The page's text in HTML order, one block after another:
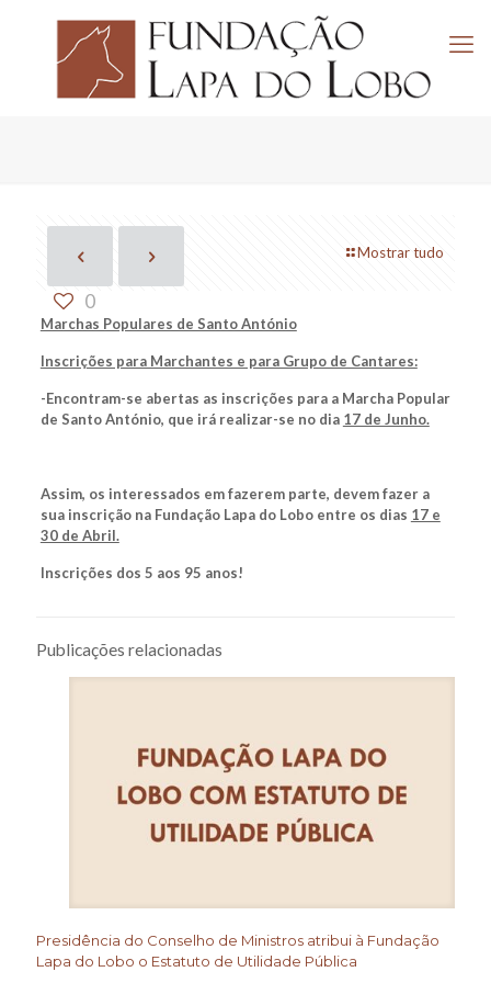
Mostrar tudo
0
Marchas Populares de Santo António
Inscrições para Marchantes e para Grupo de Cantares:
-Encontram-se abertas as inscrições para a Marcha Popular
de Santo António, que irá realizar-se no dia 17 de Junho.
Assim, os interessados em fazerem parte, devem fazer a
sua inscrição na Fundação Lapa do Lobo entre os dias 17 e
30 de Abril.
Inscrições dos 5 aos 95 anos!
Publicações relacionadas
Presidência do Conselho de Ministros atribui à Fundação
Lapa do Lobo o Estatuto de Utilidade Pública